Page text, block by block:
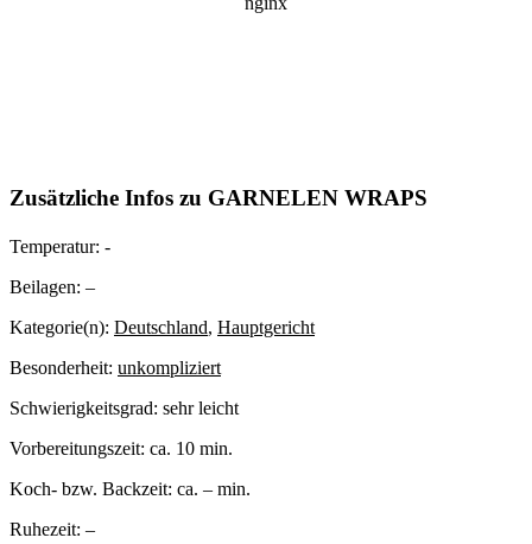
Zusätzliche Infos zu GARNELEN WRAPS
Temperatur: -
Beilagen: –
Kategorie(n): Deutschland, Hauptgericht
Besonderheit: unkompliziert
Schwierigkeitsgrad: sehr leicht
Vorbereitungszeit: ca. 10 min.
Koch- bzw. Backzeit: ca. – min.
Ruhezeit: –